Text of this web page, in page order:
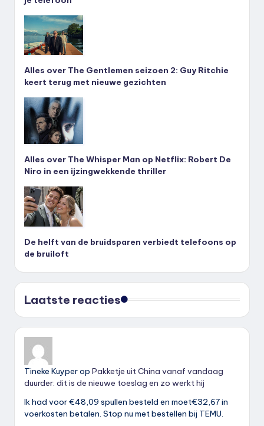
Alles over The Gentlemen seizoen 2: Guy Ritchie
keert terug met nieuwe gezichten
Alles over The Whisper Man op Netflix: Robert De
Niro in een ijzingwekkende thriller
De helft van de bruidsparen verbiedt telefoons op
de bruiloft
Laatste reacties
Tineke Kuyperop Pakketje uit China vanaf vandaag
duurder: dit is de nieuwe toeslag en zo werkt hij
Ik had voor €48,09 spullen besteld en moet€32,67 in
voerkosten betalen. Stop nu met bestellen bij TEMU.